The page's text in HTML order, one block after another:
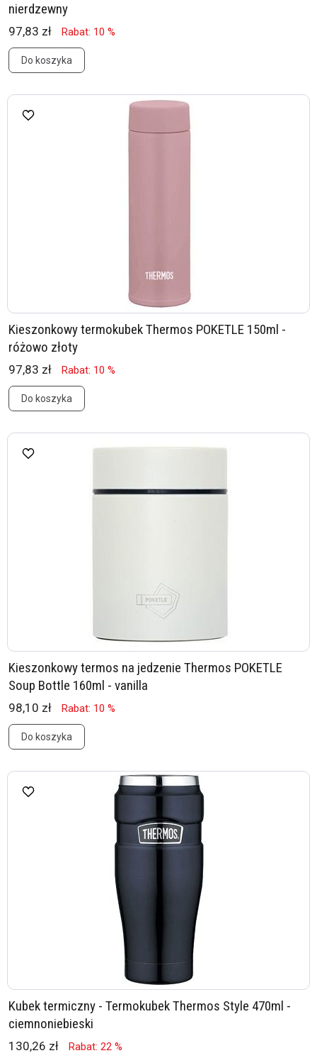
nierdzewny
97,83 zł Rabat: 10 %
Do koszyka
Kieszonkowy termokubek Thermos POKETLE 150ml -
różowo złoty
97,83 zł Rabat: 10 %
Do koszyka
Kieszonkowy termos na jedzenie Thermos POKETLE
Soup Bottle 160ml - vanilla
98,10 zł Rabat: 10 %
Do koszyka
Kubek termiczny - Termokubek Thermos Style 470ml -
ciemnoniebieski
130,26 zł Rabat: 22 %